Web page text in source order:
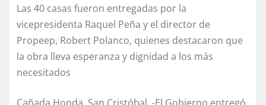
Las 40 casas fueron entregadas por la
vicepresidenta Raquel Peña y el director de
Propeep, Robert Polanco, quienes destacaron que
la obra lleva esperanza y dignidad a los más
necesitados